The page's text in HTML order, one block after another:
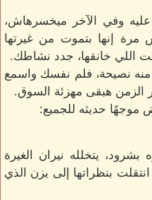
عليه وفي الآخر ميخسرهاش،
إنها بتموت من غيرتها
اللي خانقها، جدد نشاطك.
نصيحة، فلم نفسك واسمع
الزمن هبقى مهزئة السوق.
موجهًا حديثه للجميع:
يتخلله نيران الغيرة
بنظراتها إلى يزن الذي